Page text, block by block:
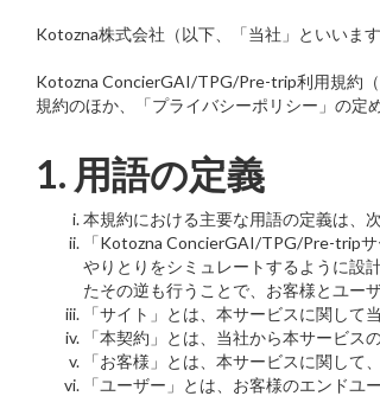
Kotozna株式会社（以下、「当社」といいま
Kotozna ConcierGAI/TPG/Pre-trip利用規約
規約のほか、「プライバシーポリシー」の定
1. 用語の定義
本規約における主要な用語の定義は、
「Kotozna ConcierGAI/TPG/Pre-trip
やりとりをシミュレートするように設
たその逆も行うことで、お客様とユー
「サイト」とは、本サービスに関して
「本契約」とは、当社から本サービス
「お客様」とは、本サービスに関して
「ユーザー」とは、お客様のエンド